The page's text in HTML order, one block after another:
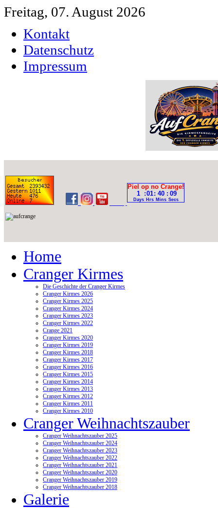
Freitag, 07. August 2026
Kontakt
Datenschutz
Impressum
Home
Cranger Kirmes
Die Geschichte der Cranger Kirmes
Cranger Kirmes 2026
Cranger Kirmes 2025
Cranger Kirmes 2024
Cranger Kirmes 2023
Cranger Kirmes 2022
Crange 2021
Cranger Kirmes 2020
Cranger Kirmes 2019
Cranger Kirmes 2018
Cranger Kirmes 2017
Cranger Kirmes 2016
Cranger Kirmes 2015
Cranger Kirmes 2014
Cranger Kirmes 2013
Cranger Kirmes 2012
Cranger Kirmes 2011
Cranger Kirmes 2010
Cranger Weihnachtszauber
Cranger Weihnachtszauber 2025
Cranger Weihnachtszauber 2024
Cranger Weihnachtszauber 2023
Cranger Weihnachtszauber 2022
Cranger Weihnachtszauber 2021
Cranger Weihnachtszauber 2020
Cranger Weihnachtszauber 2019
Cranger Weihnachtszauber 2018
Galerie